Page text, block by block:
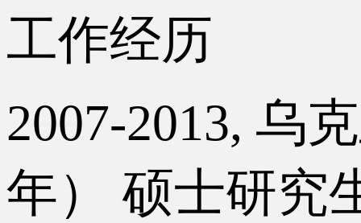
工作经历
2007-2013, 乌
年） 硕士研究